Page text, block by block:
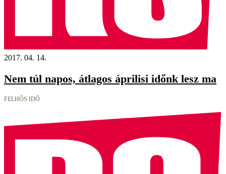
2017. 04. 14.
Nem túl napos, átlagos áprilisi időnk lesz ma
FELHŐS IDŐ